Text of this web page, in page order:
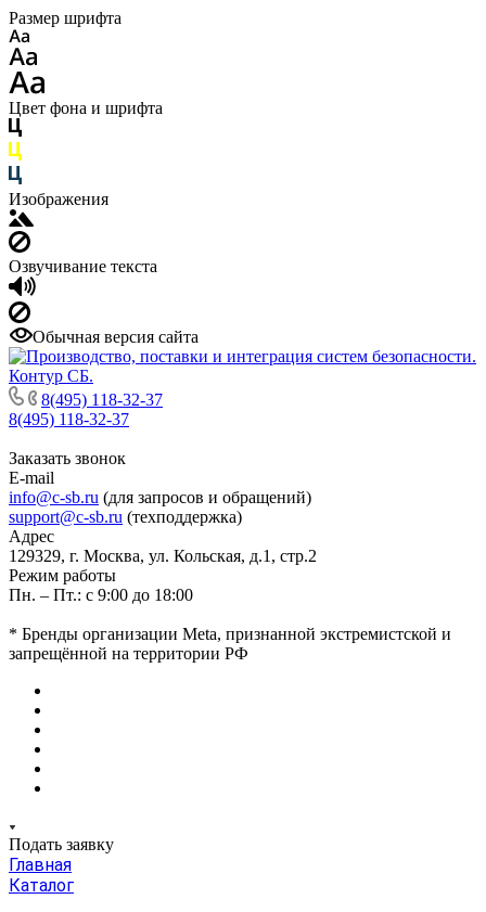
Размер шрифта
Цвет фона и шрифта
Изображения
Озвучивание текста
Обычная версия сайта
8(495) 118-32-37
8(495) 118-32-37
Заказать звонок
E-mail
info@c-sb.ru (для запросов и обращений)
support@c-sb.ru (техподдержка)
Адрес
129329, г. Москва, ул. Кольская, д.1, стр.2
Режим работы
Пн. – Пт.: с 9:00 до 18:00
* Бренды организации Meta, признанной экстремистской и
запрещённой на территории РФ
Подать заявку
Главная
Каталог